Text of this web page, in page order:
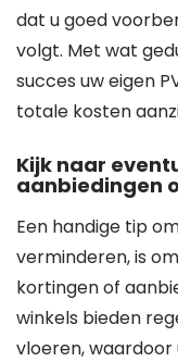
dat u goed
volgt. Met wat
succes uw eigen
totale kosten
Kijk naar
aanbiedingen
Een handige tip
verminderen, is
kortingen of
winkels bieden
vloeren,